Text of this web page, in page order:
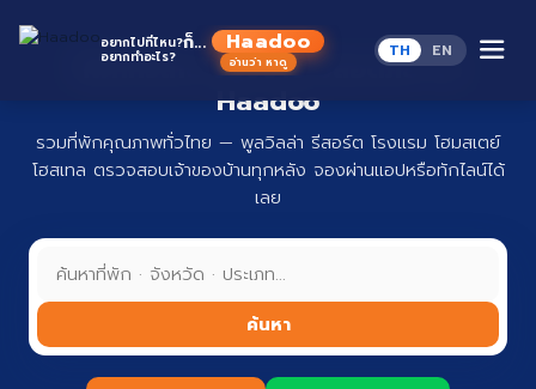
อยากไปที่ไหน?
อยากทำอะไร?
ก็... Haadoo
อ่านว่า หาดู
TH EN
ที่พักทั่วไทย จองง่าย ปลอดภัย กับ
Haadoo
รวมที่พักคุณภาพทั่วไทย — พูลวิลล่า รีสอร์ต โรงแรม โฮมสเตย์
โฮสเทล ตรวจสอบเจ้าของบ้านทุกหลัง จองผ่านแอปหรือทักไลน์ได้
เลย
ค้นหา